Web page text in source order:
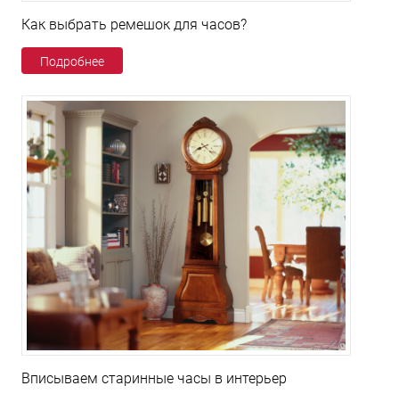
Как выбрать ремешок для часов?
Подробнее
Вписываем старинные часы в интерьер